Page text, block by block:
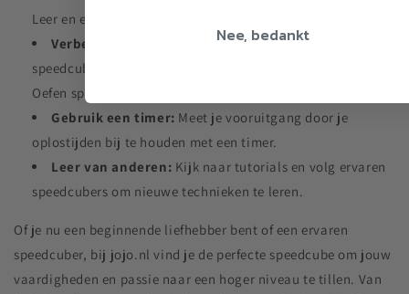
Leer en experimenteer met verschillende methodes.
Verbeter je vingerbewegingen : Snelheid in
speedcubing hangt sterk af van je vingerbehendigheid.
Oefen specifieke bewegingen om sneller te worden.
Gebruik een timer: Meet je vooruitgang door je
oplostijden bij te houden met een timer.
Leer van anderen: Kijk naar tutorials en volg ervaren
speedcubers om nieuwe technieken te leren.
Of je nu een beginnende liefhebber bent of een ervaren
speedcuber, bij jojo.nl vind je de perfecte speedcube om jouw
vaardigheden en passie naar een hoger niveau te tillen. Van
Nee, bedankt